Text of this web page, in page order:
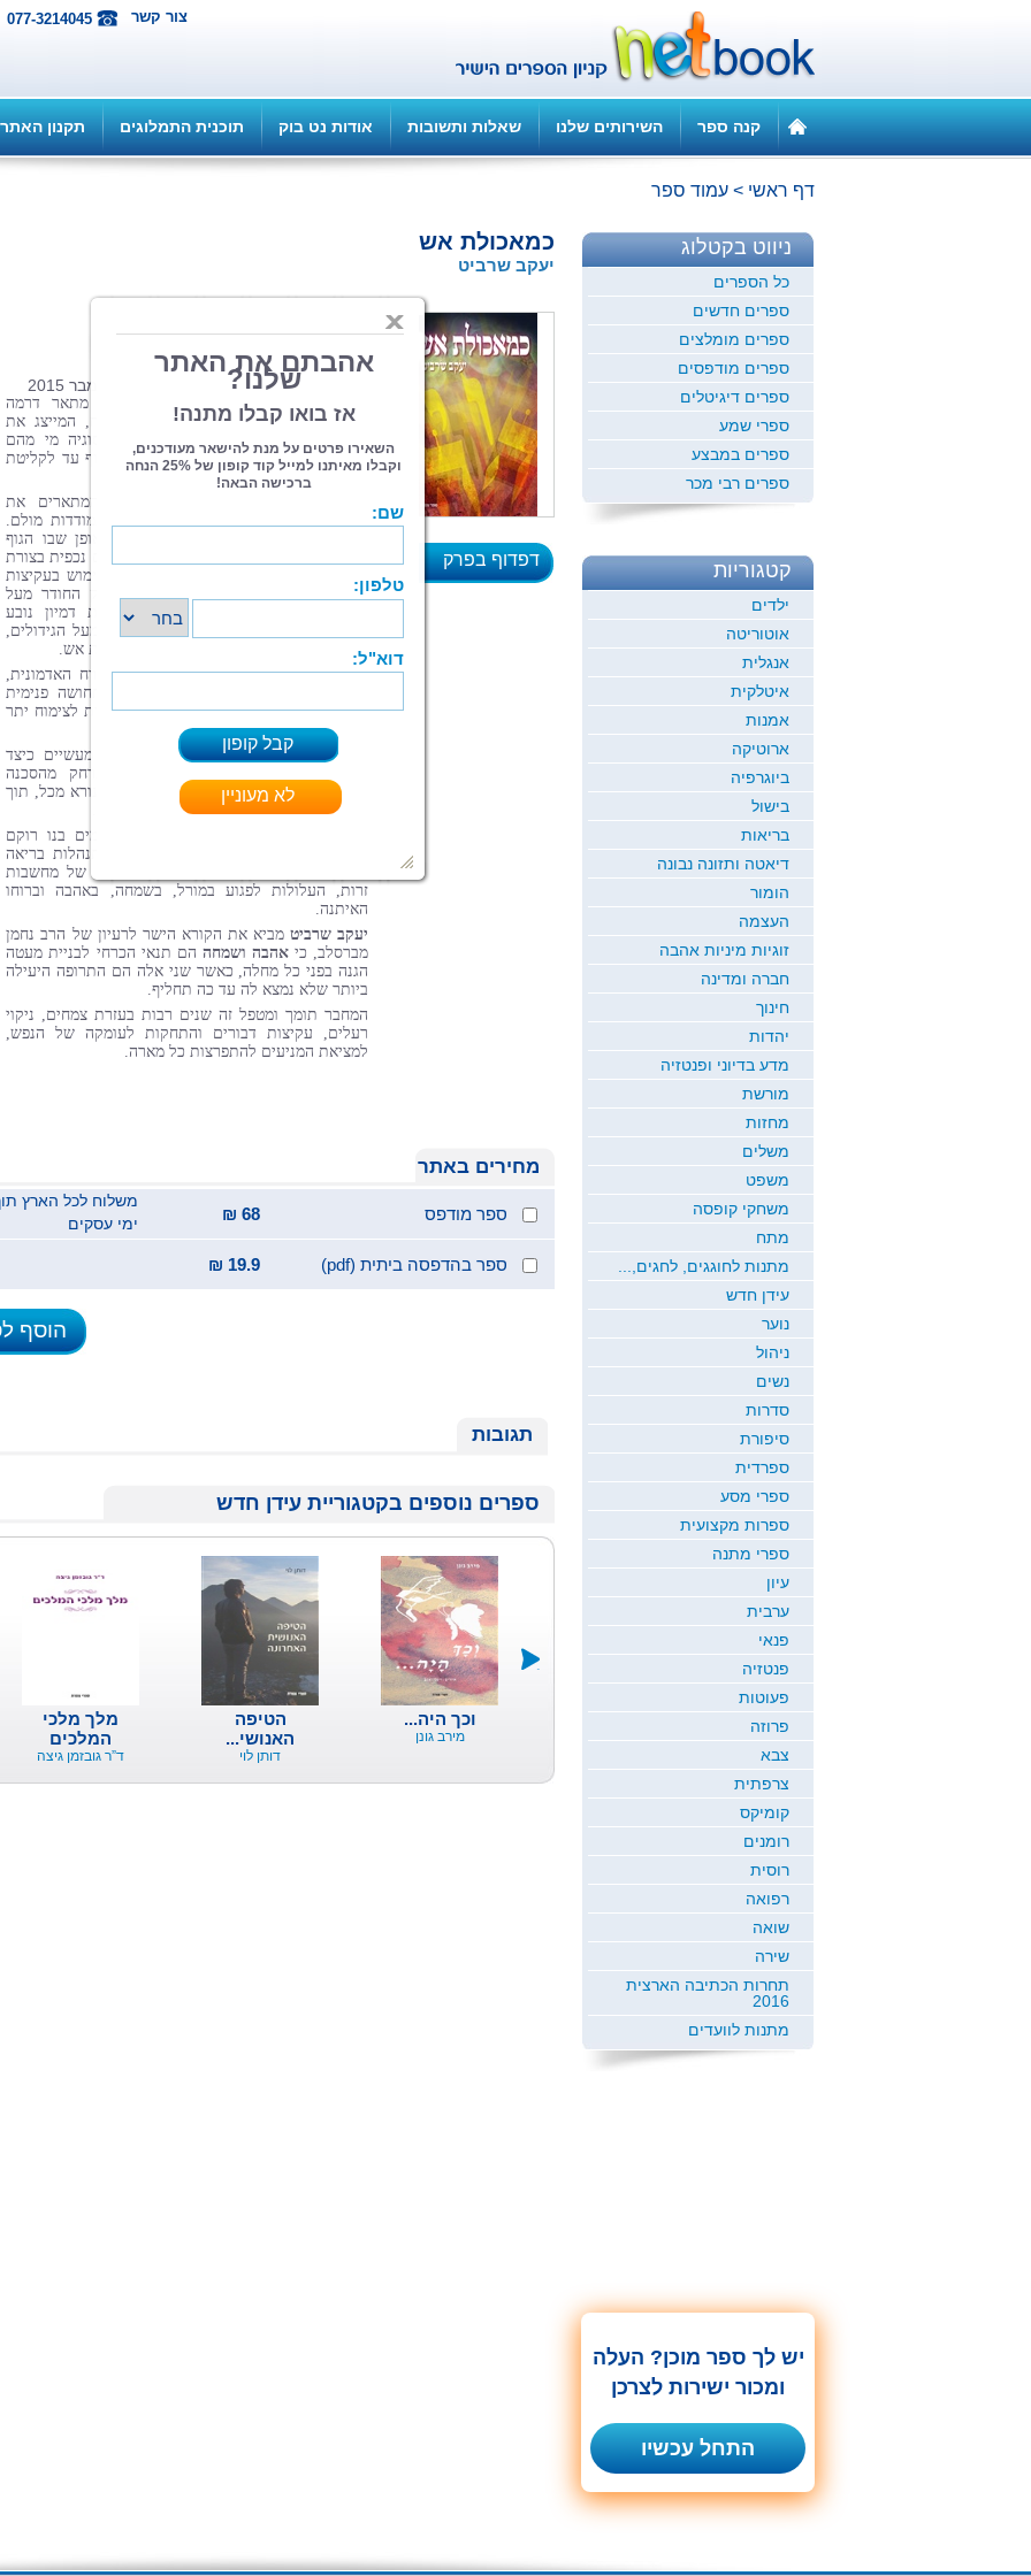
077-3214045 צור קשר
קנה ספר השירותים שלנו שאלות ותשובות אודות נט בוק תוכנית התמלוגים תקנון האתר
דף ראשי > עמוד ספר
כמאכולת אש
יעקב שרביט
דפדוף בפרק
בעזרת אנטומיה טכנולוגית יעקב שרביט
מתאר דרמה
מרתקת בין שני חלקי גוף
עיקריים: המוח, המייצג את
השכל, מול הנפש, ושניהם מתחבטים בסוגיה מי מהם
אחראי לקריסת מערכות ההגנה והחיסון בגוף עד לקליטת
המחלה הנוראה מכל.
בספר מובאים מספר פרקים דמיוניים, המתארים את
התהוותם של גידולים סרטניים, דרך ההתמודדות מולם.
ניתן לקרוא בדוגמת הפרק 'בצורת' על האופן שבו הגוף
שותה מינרלים וויטמינים בלבד ועל הגידולים נכפית בצורת
עד להצטמקותם. הטיפול הוא באמצעות שימוש בעקיצות
דבורים, כאשר העוקץ מתואר כמקדח ענק החודר מעל
האזור הנגוע, ומחדיר את הארס, ובעזרת דמיון נובע
מתוארת אש מתלקחת ואותיות מתנפצות מעל הגידולים,
המותירות אותם מפוחמים עד כלות כמאכולת אש.
שימוש חד בהאנשה של גשר המיתרים ופרח האדמונית,
בהם עושה המחבר מקבילה רוחנית עם תחושה פנימית
עמוקה, מראה שאהבה ושמחה גם יחד גורמות לצימוח יתר
ולאיכות גבוהה אפילו של הצומח.
בספר'כמאכולת אש'המחבר נותן כלים מעשיים כיצד
לעמוד איתן מול נחשולי החיים, ולהתרחק מהסכנה
הקיימת אצל כל אחד מאיתנו: לחטוף את הנורא מכל, תוך
כדי חיזוק וחידוד כוח הרצון שהוא מעל הכול.
תוך חשיפה של האיכויות והחוזקים הקיימים בנו רוקם
המחבר בתיאורו העמוק, אריג צפוף של התנהלות בריאה
לבניית מחסום והגנה בפני פלישה אפשרית של מחשבות
זרות, העלולות לפגוע במורל, בשמחה, באהבה וברוחו
האיתנה.
יעקב שרביט מביא את הקורא הישר לרעיון של הרב נחמן
מברסלב, כיאהבה ושמחה הם תנאי הכרחי לבניית מעטה
הגנה בפני כל מחלה, כאשר שני אלה הם התרופה היעילה
ביותר שלא נמצא לה עד כה תחליף.
המחבר תומך ומטפל זה שנים רבות בעזרת צמחים, ניקוי
רעלים, עקיצות דבורים והתחקות לעומקה של הנפש,
למציאת המניעים להתפרצות כל מארה.
מחירים באתר
ספר מודפס 68 ₪
ימי עסקים
ספר בהדפסה ביתית (pdf) 19.9 ₪
הוסף
תגובות
ספרים נוספים בקטגוריית עידן חדש
מלך מלכי
המלכים
ד”ר גובזמן גיצה
הטיפה
האנושי...
דותן לוי
וכך היה...
מירב גונן
רוחניות מעשית
מרקו קפלי
נקודת חיזוק
שי שגב ד"ר
ניווט בקטלוג
כל הספרים
ספרים חדשים
ספרים מומלצים
ספרים מודפסים
ספרים דיגיטלים
ספרי שמע
ספרים במבצע
ספרים רבי מכר
קטגוריות
ילדים
אוטוריטה
אנגלית
איטלקית
אמנות
ארוטיקה
ביוגרפיה
בישול
בריאות
דיאטה ותזונה נבונה
הומור
העצמה
זוגיות מיניות אהבה
חברה ומדינה
חינוך
יהדות
מדע בדיוני ופנטזיה
מורשת
מחזות
משלים
משפט
משחקי קופסה
מתח
מתנות לחוגגים, לחגים,...
עידן חדש
נוער
ניהול
נשים
סדרות
סיפורת
ספרדית
ספרי מסע
ספרות מקצועית
ספרי מתנה
עיון
ערבית
פנאי
פנטזיה
פעוטות
פרוזה
צבא
צרפתית
קומיקס
רומנים
רוסית
רפואה
שואה
שירה
תחרות הכתיבה הארצית
2016
מתנות לוועדים
יש לך ספר מוכן? העלה
ומכור ישירות לצרכן
התחל עכשיו